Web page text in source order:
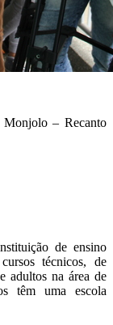
– Recanto
de ensino
técnicos, de
adultos na área de
têm uma escola